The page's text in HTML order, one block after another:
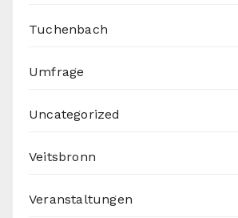
Tuchenbach
Umfrage
Uncategorized
Veitsbronn
Veranstaltungen